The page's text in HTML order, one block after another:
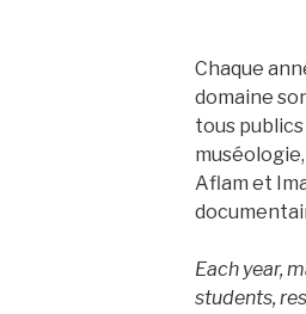
Chaque
domaine
tous
Aflam et
Each year,
students,